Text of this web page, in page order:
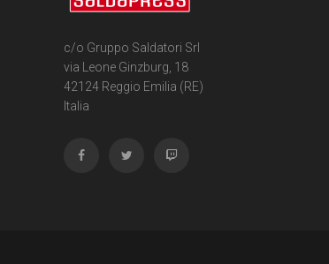
c/o Gruppo Saldatori Srl
via Leone Ginzburg, 18
42124 Reggio Emilia (RE)
Italia